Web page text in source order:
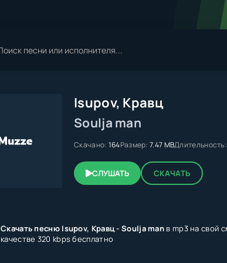
Isupov, Кравц
Soulja man
Скачано: 164Размер: 7.47 MBДлительность:
СЛУШАТЬ СКАЧАТЬ
Скачать песню Isupov, Кравц - Soulja man в mp3 на свой
качестве 320 kbps бесплатно